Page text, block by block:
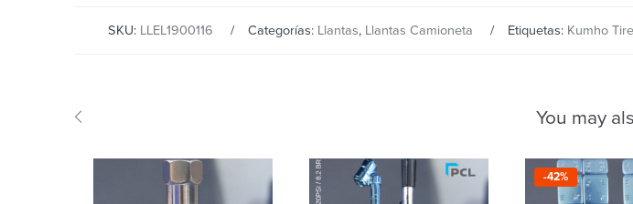
SKU: LLEL1900116 Categorías: Llantas, Llantas Camioneta Etiquetas: Kumho Tire
You may
-42%